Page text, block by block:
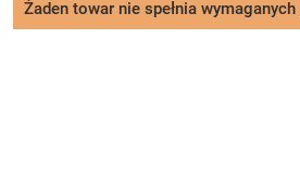
Żaden towar nie spełnia